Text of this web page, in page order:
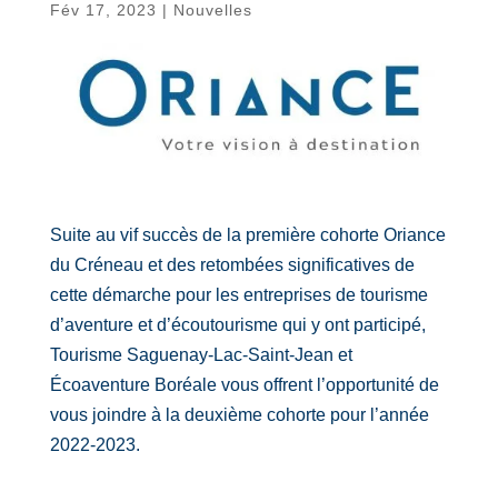
Fév 17, 2023 | Nouvelles
Suite au vif succès de la première cohorte Oriance
du Créneau et des retombées significatives de
cette démarche pour les entreprises de tourisme
d’aventure et d’écoutourisme qui y ont participé,
Tourisme Saguenay-Lac-Saint-Jean et
Écoaventure Boréale vous offrent l’opportunité de
vous joindre à la deuxième cohorte pour l’année
2022-2023.